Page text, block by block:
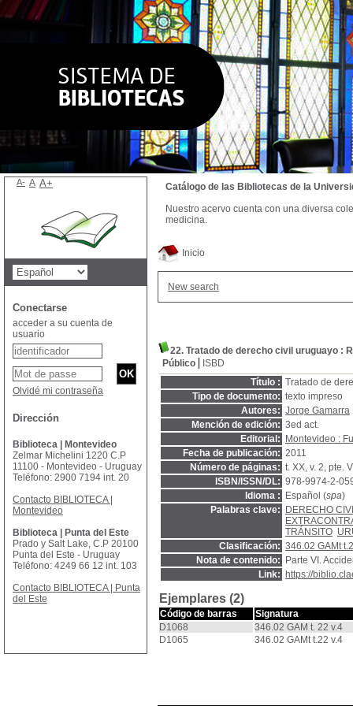
Inicio
New search
22. Tratado de derecho civil uruguayo :
Público
ISBD
Título : Tratado de
Tipo de documento: texto impreso
Autores: Jorge Gamarra
Mención de edición: 3ed act.
Editorial:
Montevideo :
Fecha de publicación: 2011
Número de páginas: t. XX, v. 2, pte.
ISBN/ISSN/DL: 978-9974-2-
Idioma :
Español (spa)
Palabras clave:
DERECHO
TRÁNSITO
Clasificación: 346.02 GAMt
Nota de contenido:
Parte VI.
Link:
https://
Ejemplares (2)
Código de barras
Signatura
D1068
346.02 GAM t. 22 v.4
D1065
346.02 GAMt t.22 v.4
Catálogo de las Bibliotecas de la
Nuestro acervo cuenta con una diversa
medicina.
A- A A+
Conectarse
acceder a su cuenta de
usuario
Olvidé mi contraseña
Dirección
Biblioteca | Montevideo
Zelmar Michelini 1220 C.P
11100 - Montevideo - Uruguay
Teléfono: 2900 7194 int. 20
Contacto BIBLIOTECA |
Montevideo
Biblioteca | Punta del Este
Prado y Salt Lake, C.P 20100
Punta del Este - Uruguay
Teléfono: 4249 66 12 int. 103
Contacto BIBLIOTECA | Punta
del Este